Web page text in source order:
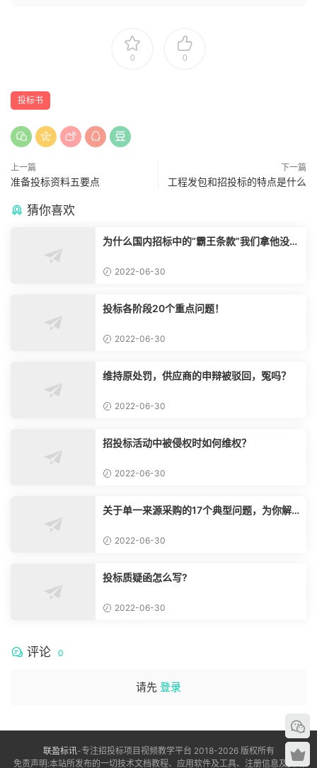
0 0
投标书
上一篇
准备投标资料五要点
下一篇
工程发包和招投标的特点是什么
猜你喜欢
为什么国内招标中的“霸王条款”我们拿他没脾
2022-06-30
投标各阶段20个重点问题！
2022-06-30
维持原处罚，供应商的申辩被驳回，冤吗？
2022-06-30
招投标活动中被侵权时如何维权？
2022-06-30
关于单一来源采购的17个典型问题，为你解
2022-06-30
投标质疑函怎么写?
2022-06-30
评论 0
请先 登录
联盈标讯-专注招投标项目视频教学平台 2018-2026 版权所有
免责声明:本站所发布的一切技术文档教程、应用软件及工具、注册信息及资讯